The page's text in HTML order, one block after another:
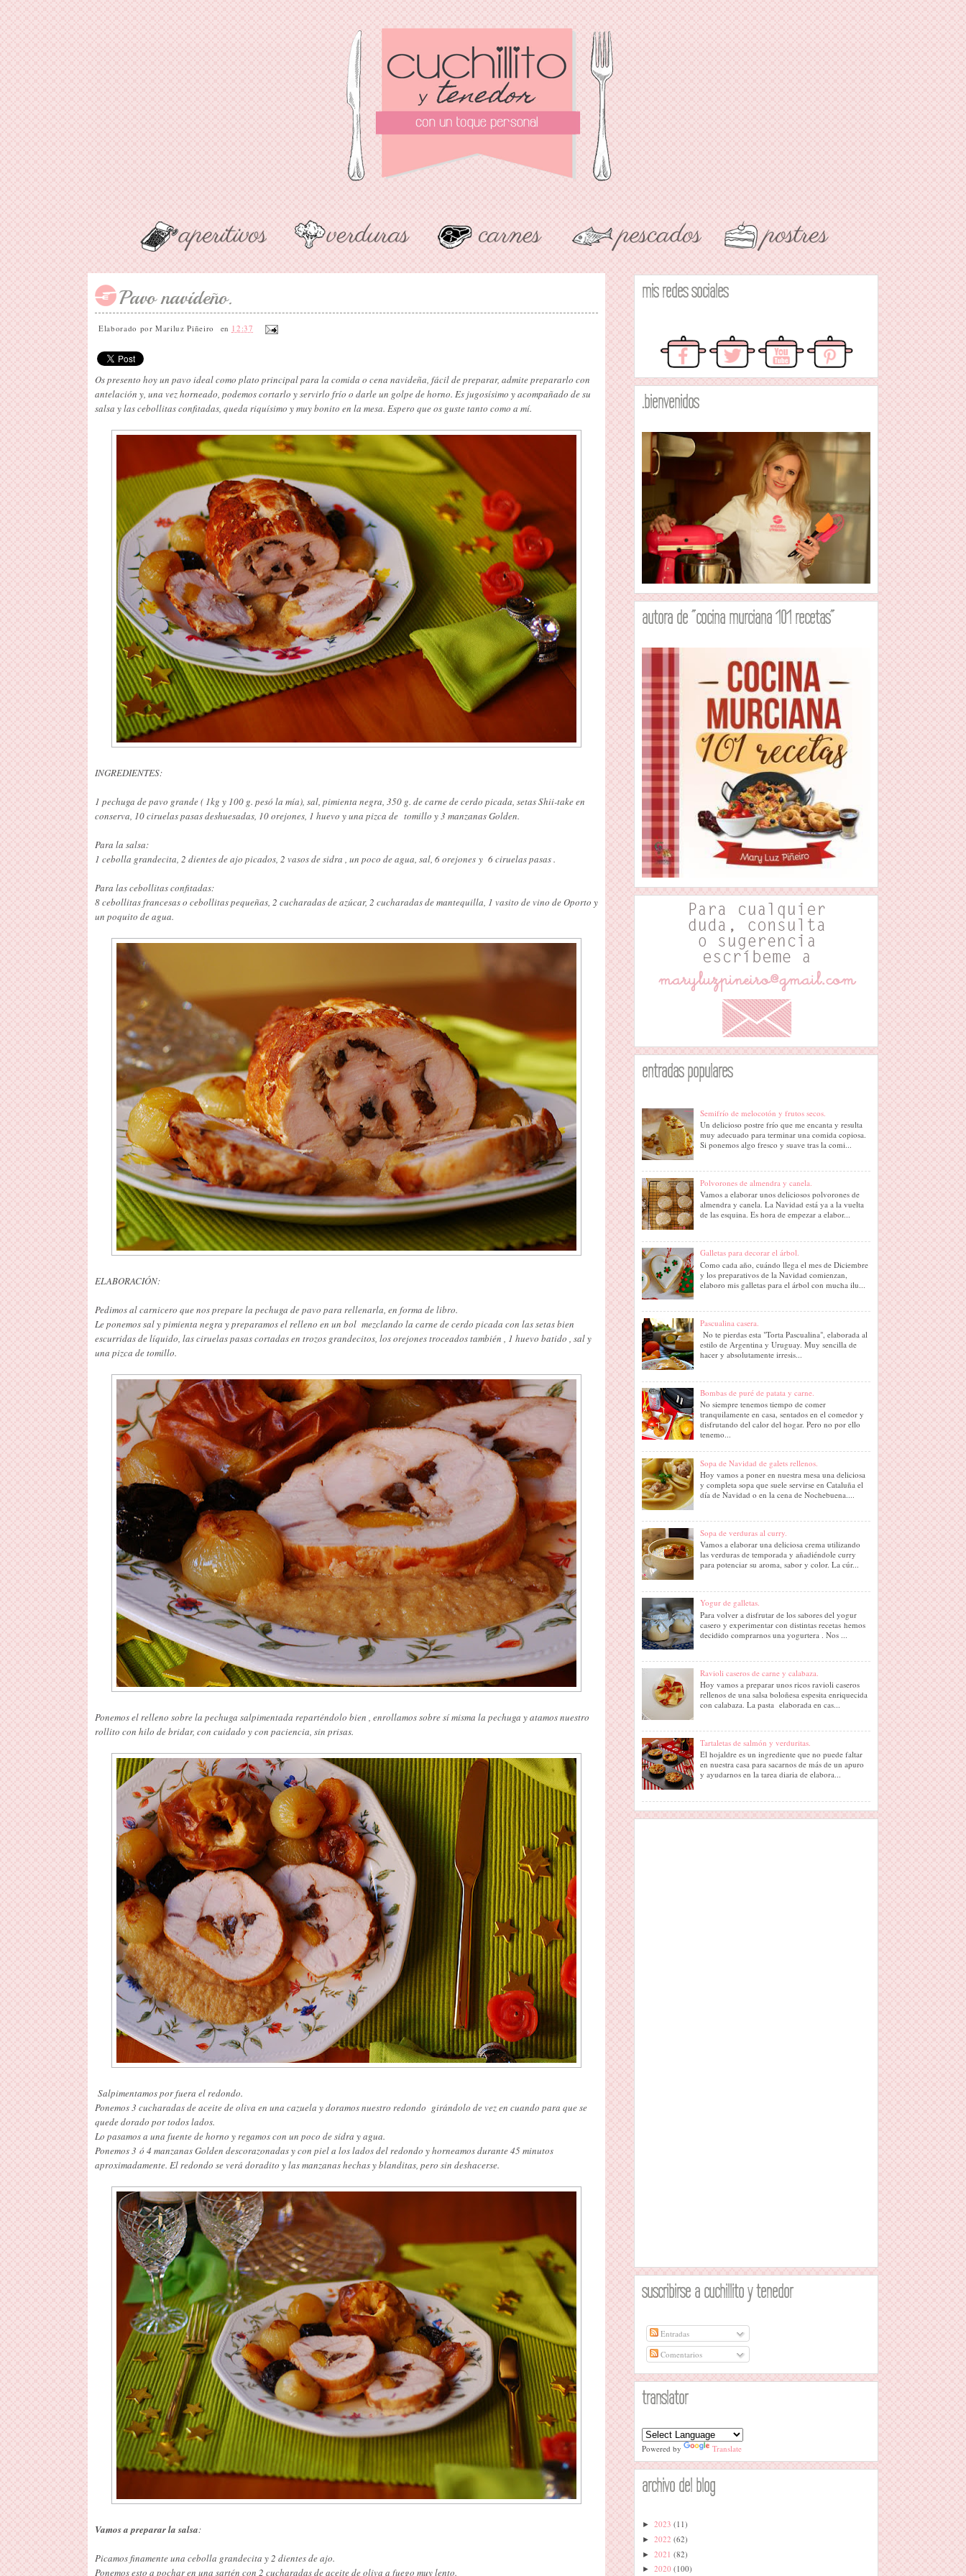
Pavo navideño.
Elaborado porMariluz Piñeiro en 12:37
Os presento hoy un pavo ideal como plato principal para la comida o cena navideña, fácil de preparar, admite prepararlo con
antelación y, una vez horneado, podemos cortarlo y servirlo frío o darle un golpe de horno. Es jugosísimo y acompañado de su
salsa y las cebollitas confitadas, queda riquísimo y muy bonito en la mesa. Espero que os guste tanto como a mí.
INGREDIENTES:
1 pechuga de pavo grande ( 1kg y 100 g. pesó la mía), sal, pimienta negra, 350 g. de carne de cerdo picada, setas Shii-take en
conserva, 10 ciruelas pasas deshuesadas, 10 orejones, 1 huevo y una pizca de tomillo y 3 manzanas Golden.
Para la salsa:
1 cebolla grandecita, 2 dientes de ajo picados, 2 vasos de sidra , un poco de agua, sal, 6 orejones y 6 ciruelas pasas .
Para las cebollitas confitadas:
8 cebollitas francesas o cebollitas pequeñas, 2 cucharadas de azúcar, 2 cucharadas de mantequilla, 1 vasito de vino de Oporto y
un poquito de agua.
ELABORACIÓN:
Pedimos al carnicero que nos prepare la pechuga de pavo para rellenarla, en forma de libro.
Le ponemos sal y pimienta negra y preparamos el relleno en un bol mezclando la carne de cerdo picada con las setas bien
escurridas de líquido, las ciruelas pasas cortadas en trozos grandecitos, los orejones troceados también , 1 huevo batido , sal y
una pizca de tomillo.
Ponemos el relleno sobre la pechuga salpimentada reparténdolo bien , enrollamos sobre sí misma la pechuga y atamos nuestro
rollito con hilo de bridar, con cuidado y con paciencia, sin prisas.
Salpimentamos por fuera el redondo.
Ponemos 3 cucharadas de aceite de oliva en una cazuela y doramos nuestro redondo girándolo de vez en cuando para que se
quede dorado por todos lados.
Lo pasamos a una fuente de horno y regamos con un poco de sidra y agua.
Ponemos 3 ó 4 manzanas Golden descorazonadas y con piel a los lados del redondo y horneamos durante 45 minutos
aproximadamente. El redondo se verá doradito y las manzanas hechas y blanditas, pero sin deshacerse.
Vamos a preparar la salsa:
Picamos finamente una cebolla grandecita y 2 dientes de ajo.
Ponemos esto a pochar en una sartén con 2 cucharadas de aceite de oliva a fuego muy lento.
mis redes sociales
.bienvenidos
autora de "cocina murciana 101 recetas"
entradas populares
Semifrío de melocotón y frutos secos.
Un delicioso postre frío que me encanta y resulta
muy adecuado para terminar una comida copiosa.
Si ponemos algo fresco y suave tras la comi...
Polvorones de almendra y canela.
Vamos a elaborar unos deliciosos polvorones de
almendra y canela. La Navidad está ya a la vuelta
de las esquina. Es hora de empezar a elabor...
Galletas para decorar el árbol.
Como cada año, cuándo llega el mes de Diciembre
y los preparativos de la Navidad comienzan,
elaboro mis galletas para el árbol con mucha ilu...
Pascualina casera.
No te pierdas esta "Torta Pascualina", elaborada al
estilo de Argentina y Uruguay. Muy sencilla de
hacer y absolutamente irresis...
Bombas de puré de patata y carne.
No siempre tenemos tiempo de comer
tranquilamente en casa, sentados en el comedor y
disfrutando del calor del hogar. Pero no por ello
tenemo...
Sopa de Navidad de galets rellenos.
Hoy vamos a poner en nuestra mesa una deliciosa
y completa sopa que suele servirse en Cataluña el
día de Navidad o en la cena de Nochebuena....
Sopa de verduras al curry.
Vamos a elaborar una deliciosa crema utilizando
las verduras de temporada y añadiéndole curry
para potenciar su aroma, sabor y color. La cúr...
Yogur de galletas.
Para volver a disfrutar de los sabores del yogur
casero y experimentar con distintas recetas hemos
decidido comprarnos una yogurtera . Nos ...
Ravioli caseros de carne y calabaza.
Hoy vamos a preparar unos ricos ravioli caseros
rellenos de una salsa boloñesa espesita enriquecida
con calabaza. La pasta elaborada en cas...
Tartaletas de salmón y verduritas.
El hojaldre es un ingrediente que no puede faltar
en nuestra casa para sacarnos de más de un apuro
y ayudarnos en la tarea diaria de elabora...
suscribirse a cuchillito y tenedor
Entradas
Comentarios
translator
Powered by Translate
archivo del blog
► 2023 (11)
► 2022 (62)
► 2021 (82)
► 2020 (100)